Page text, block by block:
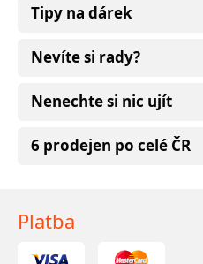
Tipy na dárek
Nevíte si rady?
Nenechte si nic ujít
6 prodejen po celé ČR
Platba